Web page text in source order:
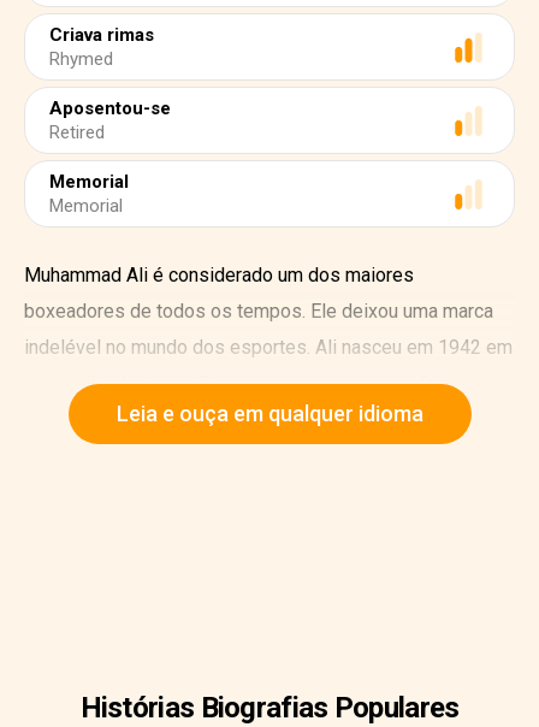
Criava rimas
Rhymed
Aposentou-se
Retired
Memorial
Memorial
Muhammad Ali é considerado um dos maiores
boxeadores de todos os tempos. Ele deixou uma marca
indelével no mundo dos esportes. Ali nasceu em 1942 em
Louisville, Kentucky. Seu nome na vida real era Cassius
Marcellus Clay. Cassius mudou seu nome após ingressar
Leia e ouça em qualquer idioma
Histórias Biografias Populares